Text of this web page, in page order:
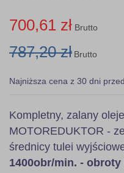
700,61 zł Brutto
787,20 zł Brutto
Najniższa cena z 30 dni
Kompletny, zalany
MOTOREDUKTOR -
średnicy tulei
1400obr/min. -